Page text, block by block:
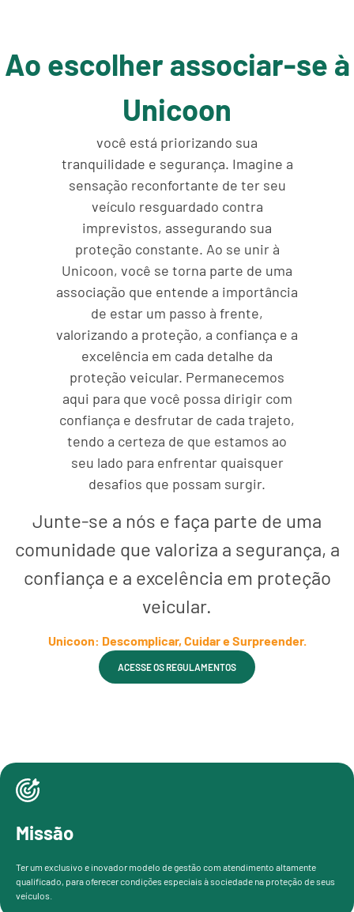
Ao escolher associar-se à
Unicoon
você está priorizando sua
tranquilidade e segurança. Imagine a
sensação reconfortante de ter seu
veículo resguardado contra
imprevistos, assegurando sua
proteção constante. Ao se unir à
Unicoon, você se torna parte de uma
associação que entende a importância
de estar um passo à frente,
valorizando a proteção, a confiança e a
excelência em cada detalhe da
proteção veicular. Permanecemos
aqui para que você possa dirigir com
confiança e desfrutar de cada trajeto,
tendo a certeza de que estamos ao
seu lado para enfrentar quaisquer
desafios que possam surgir.
Junte-se a nós e faça parte de uma
comunidade que valoriza a segurança, a
confiança e a excelência em proteção
veicular.
Unicoon: Descomplicar, Cuidar e Surpreender.
ACESSE OS REGULAMENTOS
Missão
Ter um exclusivo e inovador modelo de gestão com atendimento altamente
qualificado, para oferecer condições especiais à sociedade na proteção de seus
veículos.